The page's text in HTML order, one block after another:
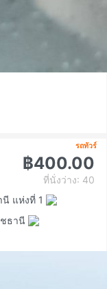
รถทัวร์
฿400.00
ที่นั่งว่าง: 40
แห่งที่ 1
ธานี